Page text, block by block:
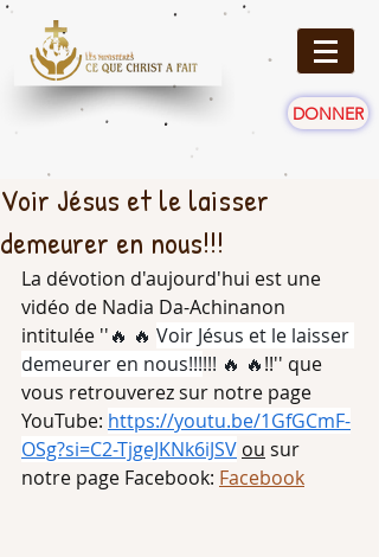
DONNER
Voir Jésus et le laisser
demeurer en nous!!!
La dévotion d'aujourd'hui est une
vidéo de Nadia Da-Achinanon
intitulée ''🔥 🔥 Voir Jésus et le laisser
demeurer en nous!!!!!! 🔥 🔥!!'' que
vous retrouverez sur notre page
YouTube: https://youtu.be/1GfGCmF-
OSg?si=C2-TjgeJKNk6iJSV ou sur
notre page Facebook: Facebook